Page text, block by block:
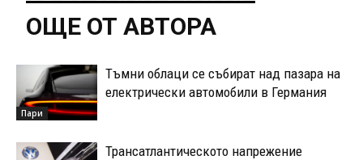
ОЩЕ ОТ АВТОРА
Пари
Тъмни облаци се събират над пазара на
електрически автомобили в Германия
Трансатлантическото напрежение